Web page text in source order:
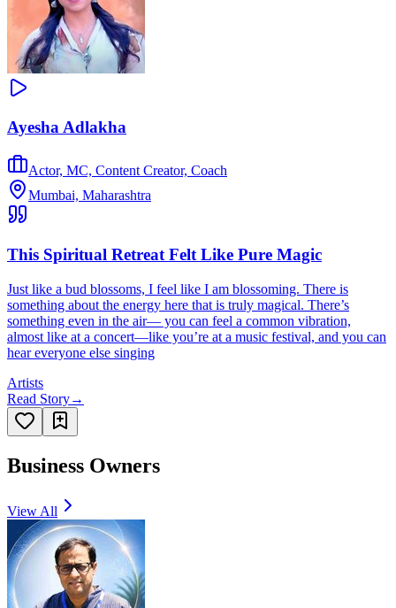
Ayesha Adlakha
Actor, MC, Content Creator, Coach
Mumbai, Maharashtra
This Spiritual Retreat Felt Like Pure Magic
Just like a bud blossoms, I feel like I am blossoming. There is
something about the energy here that is truly magical. There’s
something even in the air— you can feel a common vibration,
almost like at a concert—like you’re at a music festival, and you can
hear everyone else singing
Artists
Read Story→
Business Owners
View All